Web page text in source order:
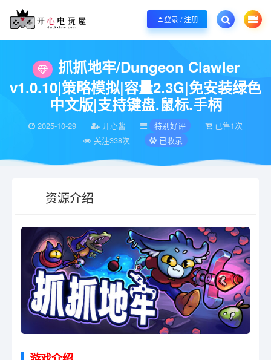
欢迎您光临开心电玩屋，本站专注分享精品整合游戏！销售只是起点！服务永无
登录 / 注册
当前位置： 开心电玩屋 抓抓地牢/Dungeon Clawler v1.0.10|策
抓抓地牢/Dungeon Clawler
v1.0.10|策略模拟|容量2.3G|免安装绿色
中文版|支持键盘.鼠标.手柄
2025-10-29 开心酱 特别好评
已售1次
关注338次
已收录
资源介绍
有疑问？请点击复制链接咨询！